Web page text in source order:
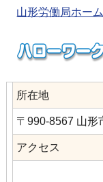
山形労働局ホー
所在地
〒990-8567 山
アクセス